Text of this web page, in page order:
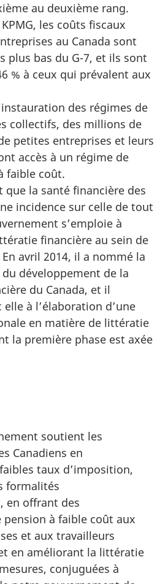
au deuxième rang.
les coûts fiscaux
au Canada sont
plus bas du G-7, et ils sont
% à ceux qui prévalent aux
des régimes de
collectifs, des millions de
petites entreprises et leurs
accès à un régime de
faible coût.
que la santé financière des
incidence sur celle de tout
s’emploie à
financière au sein de
avril 2014, il a nommé la
développement de la
du Canada, et il
elle à l’élaboration d’une
en matière de littératie
la première phase est axée
soutient les
Canadiens en
taux d’imposition,
formalités
en offrant des
pension à faible coût aux
et aux travailleurs
en améliorant la littératie
conjuguées à